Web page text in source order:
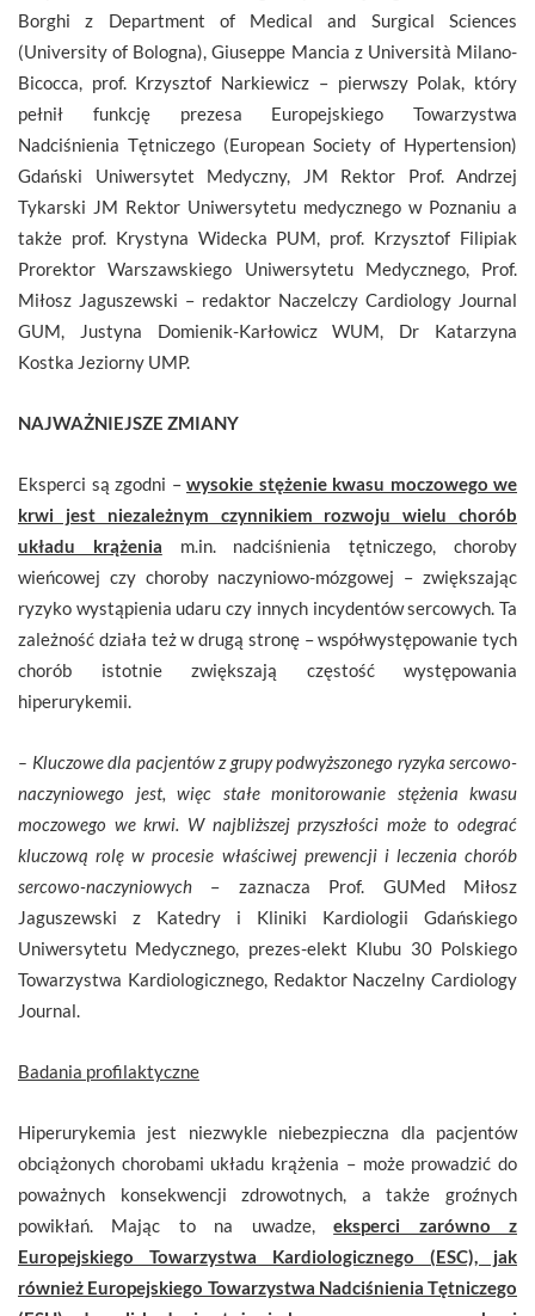
Borghi z Department of Medical and Surgical Sciences
(University of Bologna), Giuseppe Mancia z Università Milano-
Bicocca, prof. Krzysztof Narkiewicz – pierwszy Polak, który
pełnił funkcję prezesa Europejskiego Towarzystwa
Nadciśnienia Tętniczego (European Society of Hypertension)
Gdański Uniwersytet Medyczny, JM Rektor Prof. Andrzej
Tykarski JM Rektor Uniwersytetu medycznego w Poznaniu a
także prof. Krystyna Widecka PUM, prof. Krzysztof Filipiak
Prorektor Warszawskiego Uniwersytetu Medycznego, Prof.
Miłosz Jaguszewski – redaktor Naczelczy Cardiology Journal
GUM, Justyna Domienik-Karłowicz WUM, Dr Katarzyna
Kostka Jeziorny UMP.
NAJWAŻNIEJSZE ZMIANY
Eksperci są zgodni – wysokie stężenie kwasu moczowego we
krwi jest niezależnym czynnikiem rozwoju wielu chorób
układu krążenia
m.in. nadciśnienia tętniczego, choroby
wieńcowej czy choroby naczyniowo-mózgowej – zwiększając
ryzyko wystąpienia udaru czy innych incydentów sercowych. Ta
zależność działa też w drugą stronę – współwystępowanie tych
chorób istotnie zwiększają częstość występowania
hiperurykemii.
– Kluczowe dla pacjentów z grupy podwyższonego ryzyka sercowo-
naczyniowego jest, więc stałe monitorowanie stężenia kwasu
moczowego we krwi. W najbliższej przyszłości może to odegrać
kluczową rolę w procesie właściwej prewencji i leczenia chorób
sercowo-naczyniowych – zaznacza Prof. GUMed Miłosz
Jaguszewski z Katedry i Kliniki Kardiologii Gdańskiego
Uniwersytetu Medycznego, prezes-elekt Klubu 30 Polskiego
Towarzystwa Kardiologicznego, Redaktor Naczelny Cardiology
Journal.
Badania profilaktyczne
Hiperurykemia jest niezwykle niebezpieczna dla pacjentów
obciążonych chorobami układu krążenia – może prowadzić do
poważnych konsekwencji zdrowotnych, a także groźnych
powikłań. Mając to na uwadze,eksperci zarówno z
Europejskiego Towarzystwa Kardiologicznego (ESC), jak
również Europejskiego Towarzystwa Nadciśnienia Tętniczego